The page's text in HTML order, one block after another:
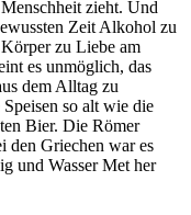
zieht. Und
Zeit Alkohol zu
zu Liebe am
es unmöglich, das
dem Alltag zu
so alt wie die
Bier. Die Römer
den Griechen war es
und Wasser Met her